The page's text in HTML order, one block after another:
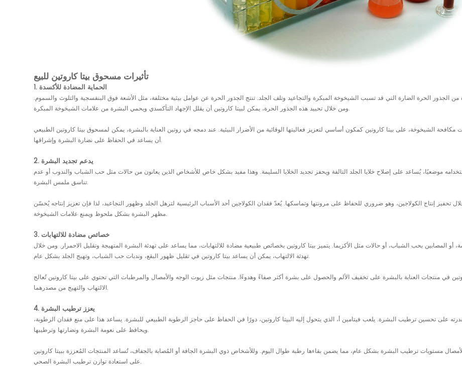
تأثيرات مسحوق بيتا كاروتين للبيع
1. الحماية المضادة للأكسدة
الجذور الحرة الضارة التي قد تسبب الشيخوخة المبكرة والتجاعيد وتلف الجلد. تنتج الجذور الحرة عن عوامل بيئية مختلفة، مثل الأشعة فوق البنفسجية والتلوث والسموم.
ومن خلال تحييد هذه الجذور الحرة، يمكن لبيتا كاروتين أن يقلل الإجهاد التأكسدي ويحمي البشرة من علامات الشيخوخة المبكرة.
الشيخوخة، على بيتا كاروتين كمكون أساسي لتعزيز فعاليتها الوقائية من الأضرار البيئية. عند دمجه في روتين العناية بالبشرة، يمكن لمسحوق بيتا كاروتين الطبيعي
أن يساعد في الحفاظ على نضارة البشرة وإشراقها.
2. يدعم تجديد البشرة
موضعيًا، يُساعد على إصلاح خلايا الجلد التالفة ويحفز تجديد الخلايا السليمة. وهذا مفيد بشكل خاص للأشخاص الذين يعانون من حالات مثل حب الشباب والندوب أو عدم
تناسق ملمس البشرة.
تحفيز إنتاج الكولاجين، وهو ضروري للحفاظ على مرونتها وتماسكها. يُعدّ فقدان الكولاجين أحد الأسباب الرئيسية لترهل الجلد وظهور التجاعيد، لذا فإن تعزيز إنتاجه يُحسّن
مظهر البشرة بشكل ملحوظ ويمنع علامات الشيخوخة.
3. خصائص مضادة للالتهابات
بحب الشباب، أو حالات مثل الأكزيما. يتميز بيتا كاروتين بخصائص طبيعية مضادة للالتهابات، مما يساعد على تهدئة البشرة المتهيجة وتقليل الاحمرار. ومن خلال
تهدئة الالتهاب، يمكن أن يساعد بيتا كاروتين في تقليل ظهور البقع، وندبات حب الشباب، وتهيج الجلد بشكل عام.
في منتجات العناية بالبشرة على تخفيف الألم والحصول على بشرة أكثر صفاءً وهدوءًا. منتجات مثل زيوت الوجه والأمصال والمرطبات التي تحتوي على بيتا كاروتين تُعالج
الالتهاب والتهيج من مصدرهما.
4. يعزز ترطيب البشرة
على تحسين ترطيب البشرة. يلعب فيتامين أ، الذي يتحول إليه البيتا كاروتين، دورًا في الحفاظ على حاجز الرطوبة الطبيعي للبشرة. يساعد هذا على منع فقدان الرطوبة،
ويحافظ على نعومة البشرة ونضارتها وترطيبها.
مستويات ترطيب البشرة بشكل عام، مما يضمن بقاءها رطبة طوال اليوم. وللأشخاص ذوي البشرة الجافة أو المُصابة بالجفاف، تُساعد المنتجات المُعززة ببيتا كاروتين
على استعادة توازن ترطيب البشرة الصحي.